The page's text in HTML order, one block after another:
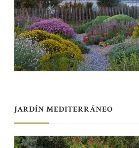
JARDÍN MEDITERRÁNEO